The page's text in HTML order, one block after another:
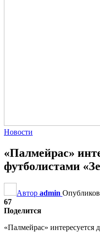
Новости
«Палмейрас»
футболистами
Автор admin
67
Поделится
«Палмейрас» интересуется